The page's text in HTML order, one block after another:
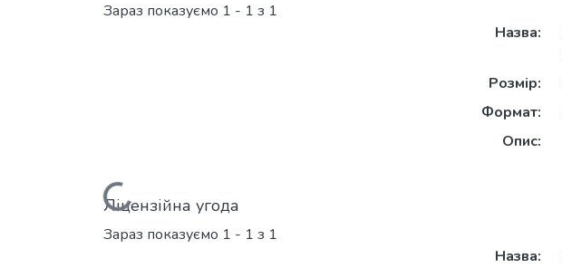
Зараз показуємо 1 - 1 з 1
Вантажиться...
Назва:
Розмір:
Формат:
Опис:
Ліцензійна угода
Зараз показуємо 1 - 1 з 1
Назва: